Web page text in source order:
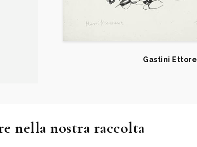
Gastini Ettore
nella nostra raccolta